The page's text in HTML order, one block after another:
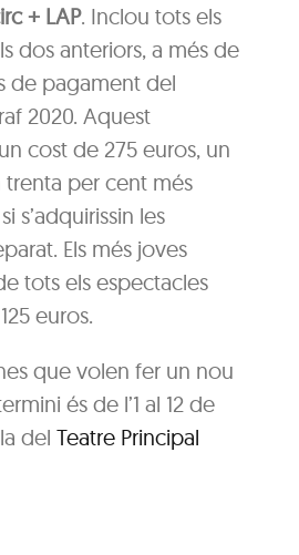
+ LAP. Inclou tots els
dos anteriors, a més de
de pagament del
2020. Aquest
cost de 275 euros, un
per cent més
s’adquirissin les
Els més joves
tots els espectacles
euros.
que volen fer un nou
és de l’1 al 12 de
del Teatre Principal